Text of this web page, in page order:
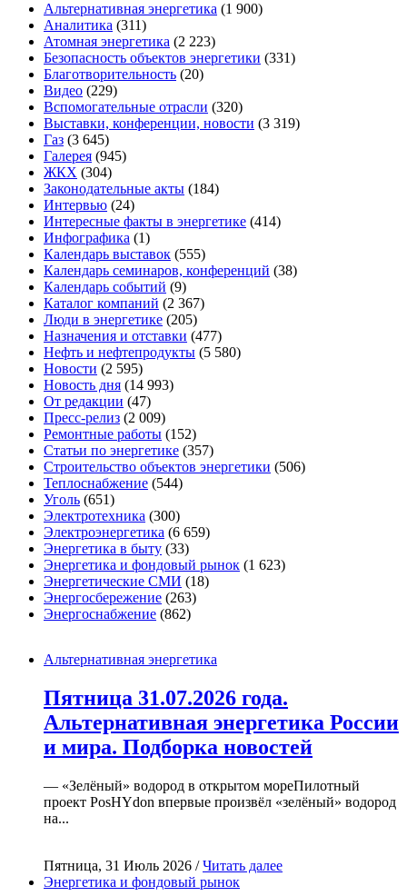
Альтернативная энергетика (1 900)
Аналитика (311)
Атомная энергетика (2 223)
Безопасность объектов энергетики (331)
Благотворительность (20)
Видео (229)
Вспомогательные отрасли (320)
Выставки, конференции, новости (3 319)
Газ (3 645)
Галерея (945)
ЖКХ (304)
Законодательные акты (184)
Интервью (24)
Интересные факты в энергетике (414)
Инфографика (1)
Календарь выставок (555)
Календарь семинаров, конференций (38)
Календарь событий (9)
Каталог компаний (2 367)
Люди в энергетике (205)
Назначения и отставки (477)
Нефть и нефтепродукты (5 580)
Новости (2 595)
Новость дня (14 993)
От редакции (47)
Пресс-релиз (2 009)
Ремонтные работы (152)
Статьи по энергетике (357)
Строительство объектов энергетики (506)
Теплоснабжение (544)
Уголь (651)
Электротехника (300)
Электроэнергетика (6 659)
Энергетика в быту (33)
Энергетика и фондовый рынок (1 623)
Энергетические СМИ (18)
Энергосбережение (263)
Энергоснабжение (862)
Альтернативная энергетика
Пятница 31.07.2026 года.
Альтернативная энергетика России
и мира. Подборка новостей
— «Зелёный» водород в открытом мореПилотный
проект PosHYdon впервые произвёл «зелёный» водород
на...
Пятница, 31 Июль 2026 /Читать далее
Энергетика и фондовый рынок